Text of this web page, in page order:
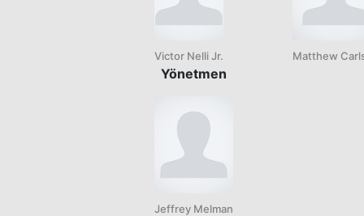
Victor Nelli Jr.
Yönetmen
Jeffrey Melman
Matthew